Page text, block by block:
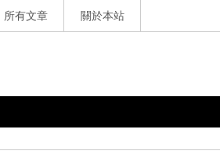
所有文章 關於本站